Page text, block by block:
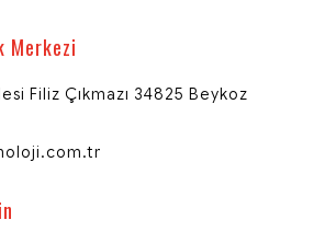
için birkaç
var.
Merkezi
Filiz Çıkmazı 34825 Beykoz